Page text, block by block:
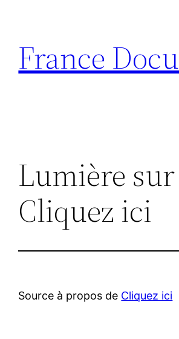
contenu
France Docu
Lumière sur
Cliquez ici
Source à propos de Cliquez ici